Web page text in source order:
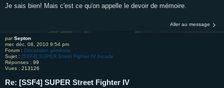
Je sais bien! Mais c'est ce qu'on appelle le devoir de mémoire.
Aller au message
parSepton
mer. déc. 08, 2010 9:54 pm
Forum : Discussion générale
Sujet : [SSF4] SUPER Street Fighter IV Arcade
Réponses : 99
Vues : 213126
Re: [SSF4] SUPER Street Fighter IV